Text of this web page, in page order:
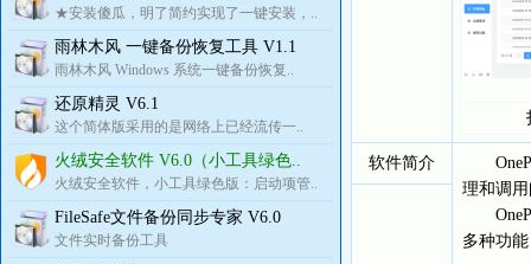
★安装傻瓜，明了简约实现了一键安装，..
雨林木风 一键备份恢复工具 V1.1
雨林木风 Windows 系统一键备份恢复..
还原精灵 V6.1
这个简体版采用的是网络上已经流传一..
火绒安全软件 V6.0（小工具绿色..
火绒安全软件，小工具绿色版：启动项管..
FileSafe文件备份同步专家 V6.0
文件实时备份工具
软件简介
理和调
多种功